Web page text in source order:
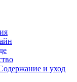
и уход